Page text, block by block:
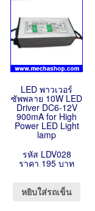
LED พาวเวอร์
ซัพพลาย 10W LED
Driver DC6-12V
900mA for High
Power LED Light
lamp
รหัส LDV028
ราคา 195 บาท
หยิบใส่รถเข็น